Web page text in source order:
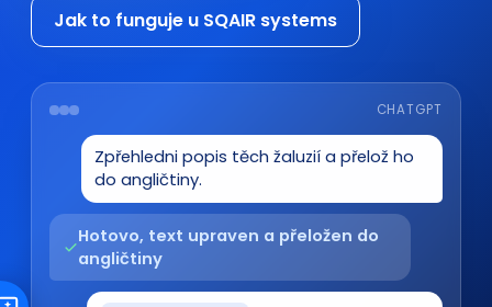
Jak to funguje u SQAIR systems
CHATGPT
Zpřehledni popis těch žaluzií a přelož ho
do angličtiny.
Hotovo, text upraven a přeložen do
angličtiny